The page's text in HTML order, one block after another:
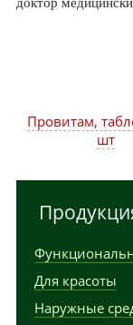
Провитам,
шт
Для красоты
Наружные